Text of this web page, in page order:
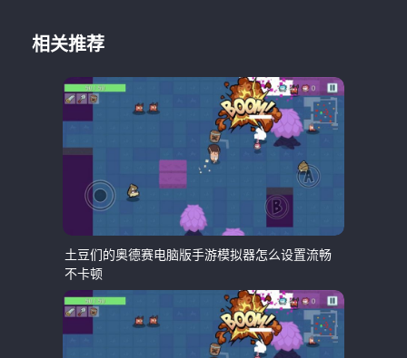
相关推荐
土豆们的奥德赛电脑版手游模拟器怎么设置流畅
不卡顿